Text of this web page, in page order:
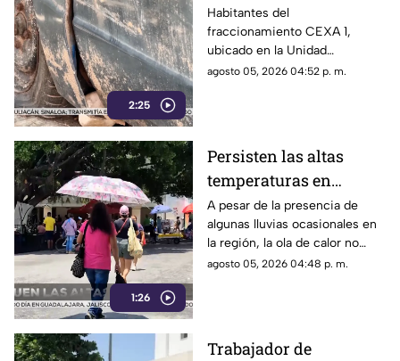
2:25
la Unidad Habitacional
Colosio: Vecinos
denuncian foco de
infección e inseguridad
Habitantes del
fraccionamiento CEXA 1,
ubicado en la Unidad
Habitacional Colosio, han
automóviles abandonados en la
vía pública.
agosto 05, 2026 04:52 p. m.
1:26
Persisten las altas
temperaturas en
Guerrero por efecto de
la canícula
A pesar de la presencia de
algunas lluvias ocasionales en
la región, la ola de calor no
cede en el estado de Guerrero.
agosto 05, 2026 04:48 p. m.
Trabajador de